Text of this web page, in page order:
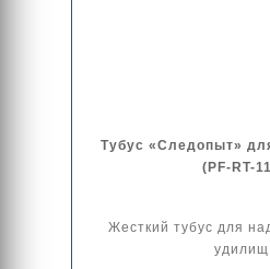
Тубус «Следопыт»
(PF-RT-
Жесткий тубус для